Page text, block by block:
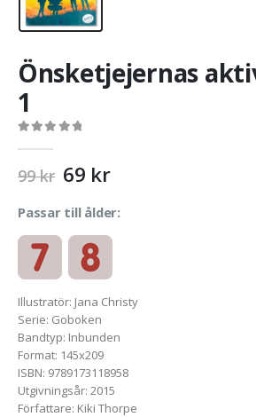
Önsketjejernas
1
99kr Original
was:
99 kr.
69 krCurrent
is:
69 kr.
Passar till ålder:
Illustratör: Jana Christy
Serie: Goboken
Bandtyp: Inbunden
Format: 145x209
ISBN: 9789173118958
Utgivningsår: 2015
Författare: Kiki Thorpe